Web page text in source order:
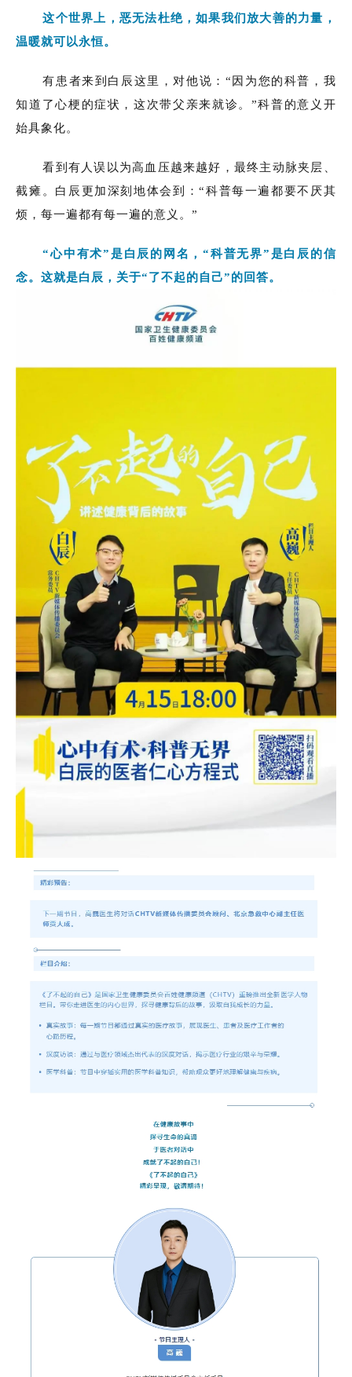
这个世界上，恶无法杜绝，如果我们放大善的力量，
温暖就可以永恒。
有患者来到白辰这里，对他说：“因为您的科普，我
知道了心梗的症状，这次带父亲来就诊。”科普的意义开
始具象化。
看到有人误以为高血压越来越好，最终主动脉夹层、
截瘫。白辰更加深刻地体会到：“科普每一遍都要不厌其
烦，每一遍都有每一遍的意义。”
“心中有术”是白辰的网名，“科普无界”是白辰的信
念。这就是白辰，关于“了不起的自己”的回答。